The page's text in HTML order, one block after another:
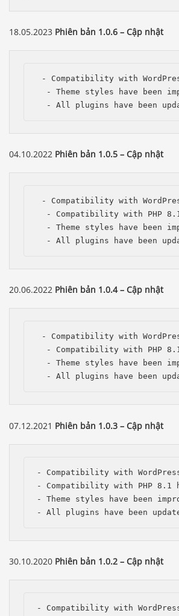
18.05.2023 Phiên bản 1.0.6 – Cập nhật
- Compatibility with
- Theme styles have been
- All plugins have been
04.10.2022 Phiên bản 1.0.5 – Cập nhật
- Compatibility with
- Compatibility with PHP
- Theme styles have been
- All plugins have been
20.06.2022 Phiên bản 1.0.4 – Cập nhật
- Compatibility with
- Compatibility with PHP
- Theme styles have been
- All plugins have been
07.12.2021 Phiên bản 1.0.3 – Cập nhật
- Compatibility with
- Compatibility with PHP 8.1
- Theme styles have been
- All plugins have been
30.10.2020 Phiên bản 1.0.2 – Cập nhật
- Compatibility with